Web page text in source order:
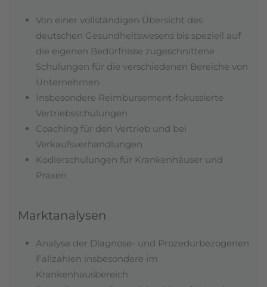
Von einer vollständigen Übersicht des
deutschen Gesundheitswesens bis speziell auf
die eigenen Bedürfnisse zugeschnittene
Schulungen für die verschiedenen Bereiche von
Unternehmen
Insbesondere Reimbursement-fokussierte
Vertriebsschulungen
Coaching für den Vertrieb und bei
Verkaufsverhandlungen
Kodierschulungen für Krankenhäuser und
Praxen
Marktanalysen
Analyse der Diagnose- und Prozedurbezogenen
Fallzahlen insbesondere im
Krankenhausbereich